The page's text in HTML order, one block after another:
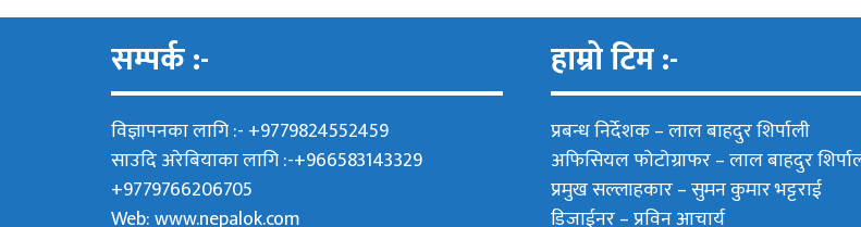
सम्पर्क :-
विज्ञापनका लागि :- +9779824552459
साउदि अरेबियाका लागि :-+966583143329
+9779766206705
Web:www.nepalok.com
हाम्रो टिम :-
प्रबन्ध निर्देशक –लाल बाहदुर शिर्पाली
अफिसियल फोटोग्राफर –लाल बाहदुर
प्रमुख सल्लाहकार –सुमन कुमार भट्टराई
डिजाईनर – प्रविन आचार्य